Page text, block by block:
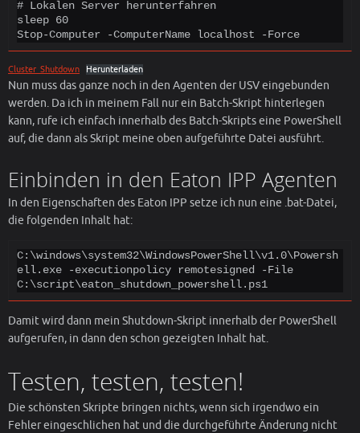
# Lokalen Server herunterfahren
sleep 60
Stop-Computer -ComputerName localhost -Force
Cluster_Shutdown Herunterladen
Nun muss das ganze noch in den Agenten der USV eingebunden
werden. Da ich in meinem Fall nur ein Batch-Skript hinterlegen
kann, rufe ich einfach innerhalb des Batch-Skripts eine PowerShell
auf, die dann als Skript meine oben aufgeführte Datei ausführt.
Einbinden in den Eaton IPP Agenten
In den Eigenschaften des Eaton IPP setze ich nun eine .bat-Datei,
die folgenden Inhalt hat:
C:\windows\system32\WindowsPowerShell\v1.0\Powersh
ell.exe -executionpolicy remotesigned -File
C:\script\eaton_shutdown_powershell.ps1
Damit wird dann mein Shutdown-Skript innerhalb der PowerShell
aufgerufen, in dann den schon gezeigten Inhalt hat.
Testen, testen, testen!
Die schönsten Skripte bringen nichts, wenn sich irgendwo ein
Fehler eingeschlichen hat und die durchgeführte Änderung nicht